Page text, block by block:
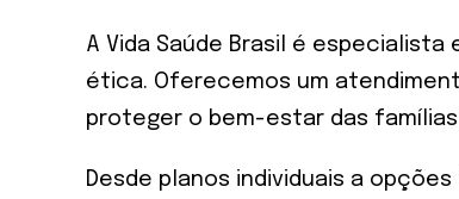
A Vida Saúde Brasil é
ética. Oferecemos um
proteger o bem-estar das famílias
Desde planos individuais a